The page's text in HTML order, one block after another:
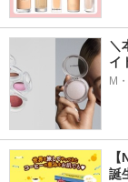
＼
イ
M
誕